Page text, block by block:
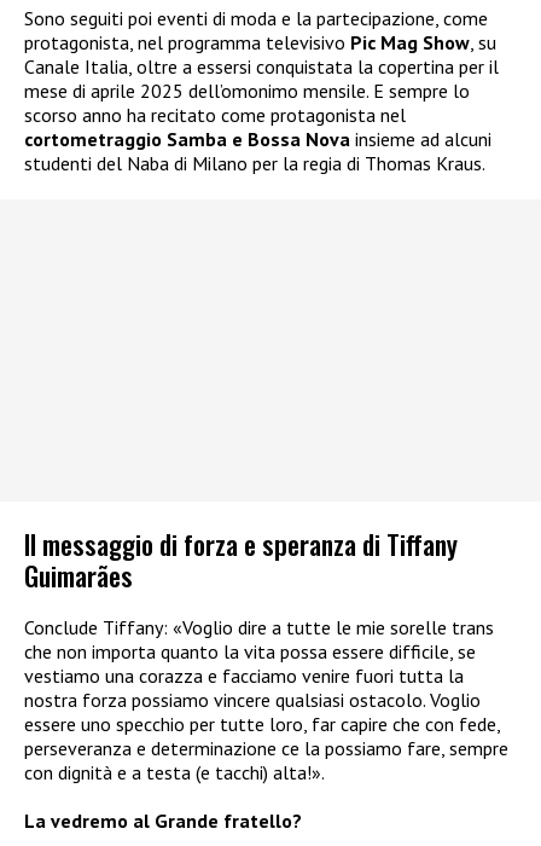
Sono seguiti poi eventi di moda e la partecipazione, come
protagonista, nel programma televisivo Pic Mag Show, su
Canale Italia, oltre a essersi conquistata la copertina per il
mese di aprile 2025 dell’omonimo mensile. E sempre lo
scorso anno ha recitato come protagonista nel
cortometraggio Samba e Bossa Nova insieme ad alcuni
studenti del Naba di Milano per la regia di Thomas Kraus.
Il messaggio di forza e speranza di Tiffany
Guimarães
Conclude Tiffany: «Voglio dire a tutte le mie sorelle trans
che non importa quanto la vita possa essere difficile, se
vestiamo una corazza e facciamo venire fuori tutta la
nostra forza possiamo vincere qualsiasi ostacolo. Voglio
essere uno specchio per tutte loro, far capire che con fede,
perseveranza e determinazione ce la possiamo fare, sempre
con dignità e a testa (e tacchi) alta!».
La vedremo al Grande fratello?